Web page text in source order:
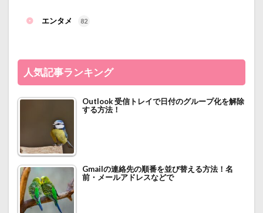
エンタメ 82
人気記事ランキング
Outlook 受信トレイで日付のグループ化を解除
する方法！
Gmailの連絡先の順番を並び替える方法！名
前・メールアドレスなどで